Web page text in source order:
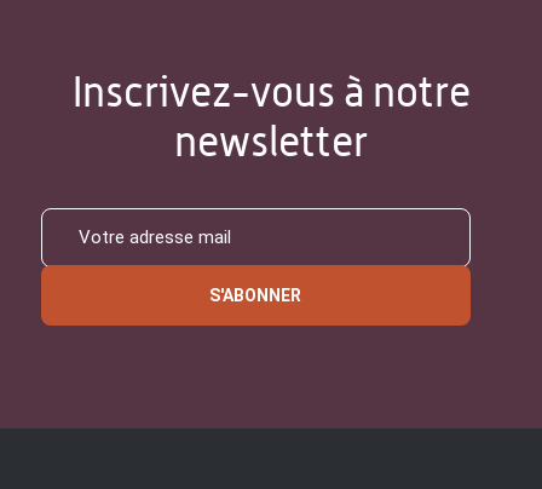
Inscrivez-vous à notre
newsletter
S'ABONNER